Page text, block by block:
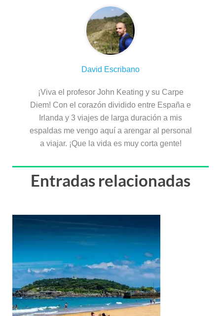
David Escribano
¡Viva el profesor John Keating y su Carpe
Diem! Con el corazón dividido entre España e
Irlanda y 3 viajes de larga duración a mis
espaldas me vengo aquí a arengar al personal
a viajar. ¡Que la vida es muy corta gente!
Entradas relacionadas